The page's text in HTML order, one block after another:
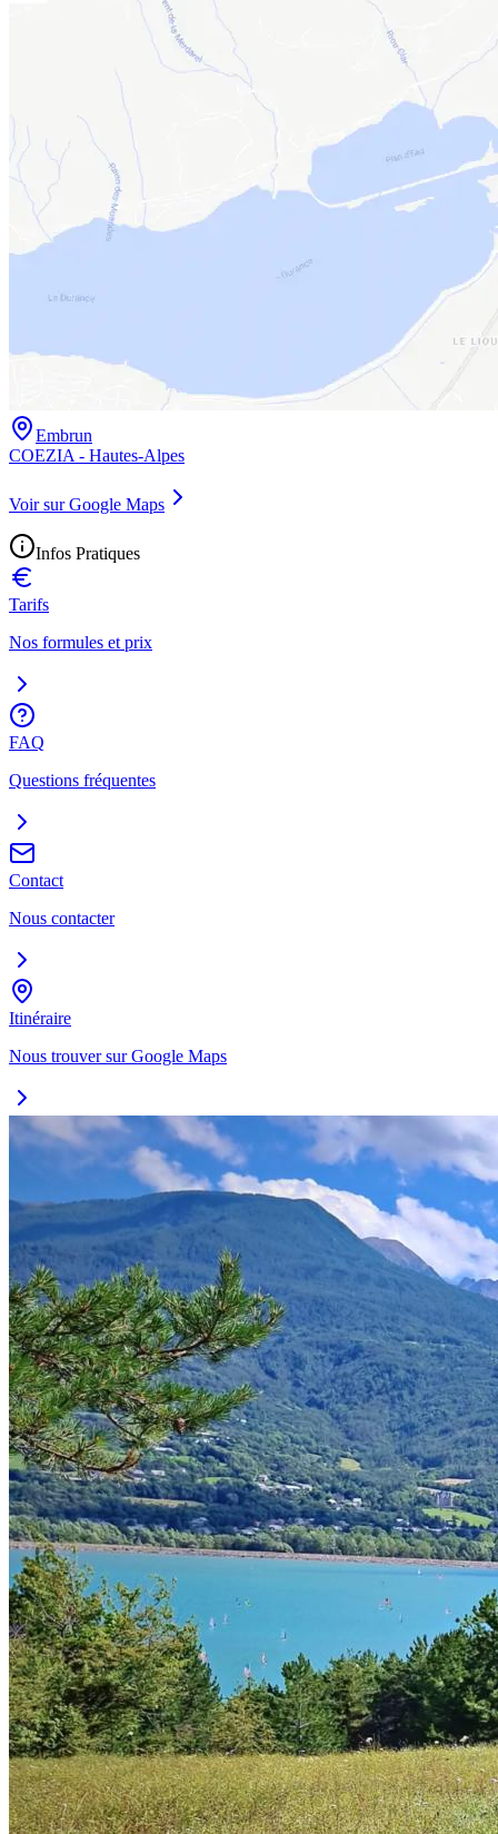
Embrun
COEZIA - Hautes-Alpes
Voir sur Google Maps
Infos Pratiques
Tarifs
Nos formules et prix
FAQ
Questions fréquentes
Contact
Nous contacter
Itinéraire
Nous trouver sur Google Maps